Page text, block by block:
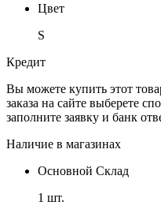
Цвет
S
Кредит
Вы можете купить этот
заказа на сайте выберете
заполните заявку и банк
Наличие в магазинах
Основной Склад
1 шт.